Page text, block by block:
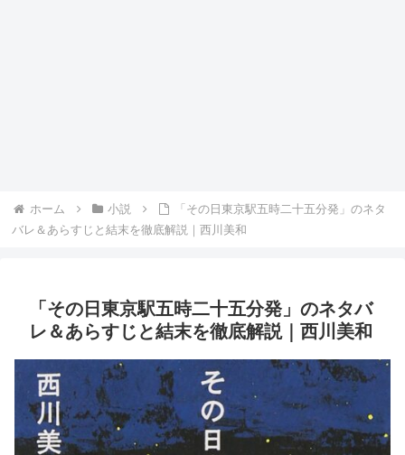
ホーム 小説
「その日東京駅五時二十五分発」のネタ
バレ＆あらすじと結末を徹底解説｜西川美和
「その日東京駅五時二十五分発」のネタバ
レ＆あらすじと結末を徹底解説｜西川美和